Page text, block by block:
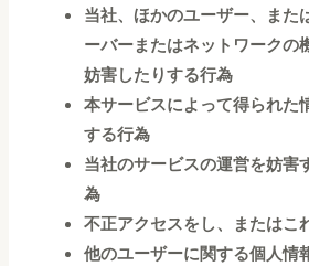
当社、ほかのユーザー、また
ーバーまたはネットワークの
妨害したりする行為
本サービスによって得られた
する行為
当社のサービスの運営を妨害
為
不正アクセスをし、またはこ
他のユーザーに関する個人情